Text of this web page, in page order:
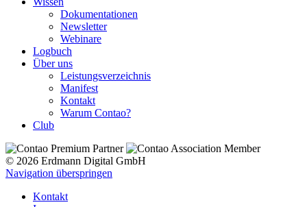
Dokumentationen
Newsletter
Webinare
Logbuch
Über uns
Leistungsverzeichnis
Manifest
Kontakt
Warum Contao?
Club
© 2026 Erdmann Digital GmbH
Navigation überspringen
Kontakt